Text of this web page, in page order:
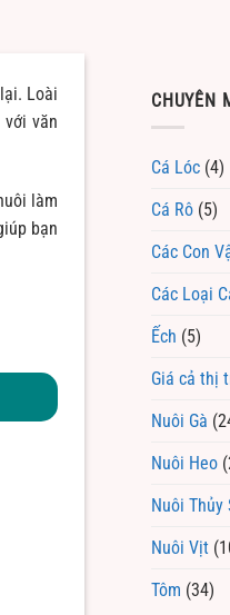
Loài
văn
làm
bạn
CHUYÊN
Cá Lóc (4)
Cá Rô (5)
Các Con
Các Loại
Ếch (5)
Giá cả thị
Nuôi Gà
Nuôi Heo
Nuôi Thủy
Nuôi Vịt
Tôm (34)